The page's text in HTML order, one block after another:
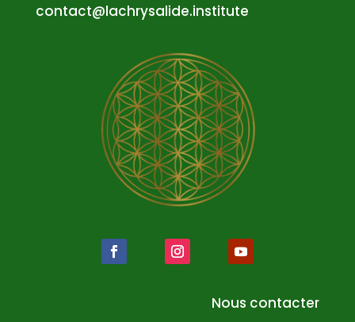
etuti
tsni.
edila
syrhc
al@tc
atnoc
Nous contacter